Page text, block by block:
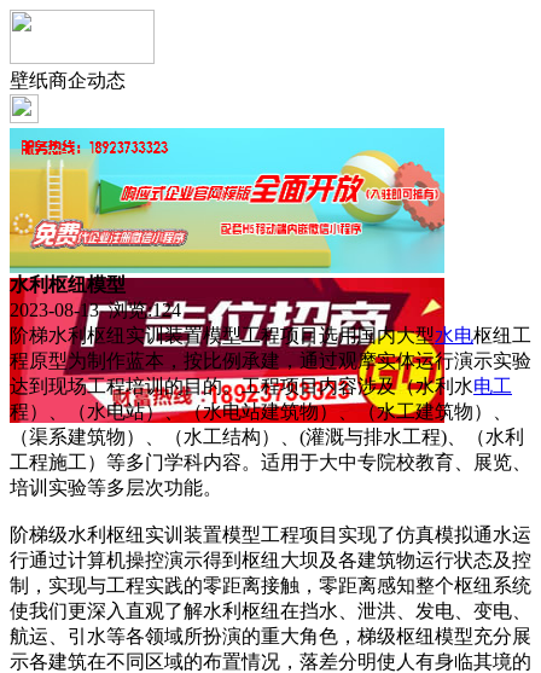
壁纸商企动态
水利枢纽模型
2023-08-13 浏览:124
阶梯水利枢纽实训装置模型工程项目选用国内大型水电枢纽工
程原型为制作蓝本，按比例承建，通过观摩实体运行演示实验
达到现场工程培训的目的。工程项目内容涉及（水利水电工
程）、（水电站）、（水电站建筑物）、（水工建筑物）、
（渠系建筑物）、（水工结构）、(灌溉与排水工程)、（水利
工程施工）等多门学科内容。适用于大中专院校教育、展览、
培训实验等多层次功能。
阶梯级水利枢纽实训装置模型工程项目实现了仿真模拟通水运
行通过计算机操控演示得到枢纽大坝及各建筑物运行状态及控
制，实现与工程实践的零距离接触，零距离感知整个枢纽系统
使我们更深入直观了解水利枢纽在挡水、泄洪、发电、变电、
航运、引水等各领域所扮演的重大角色，梯级枢纽模型充分展
示各建筑在不同区域的布置情况，落差分明使人有身临其境的